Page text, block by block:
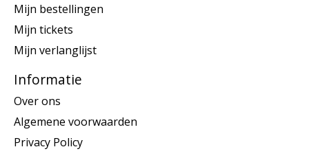
Mijn bestellingen
Mijn tickets
Mijn verlanglijst
Informatie
Over ons
Algemene voorwaarden
Privacy Policy